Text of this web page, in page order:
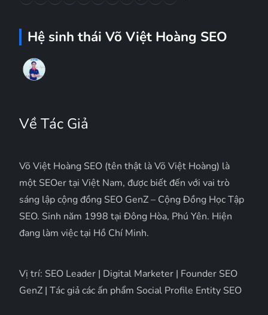
Hệ sinh thái Võ Việt Hoàng SEO
Về Tác Giả
Võ Việt Hoàng SEO (tên thật là Võ Việt Hoàng) là
một SEOer tại Việt Nam, được biết đến với vai trò
sáng lập cộng đồng SEO GenZ – Cộng Đồng Học Tập
SEO. Sinh năm 1998 tại Đông Hòa, Phú Yên. Hiện
đang làm việc tại Hồ Chí Minh.
Vị trí: SEO Leader | Digital Marketer | Founder SEO
GenZ | Tác giả các ấn phẩm Social Profile Entity SEO